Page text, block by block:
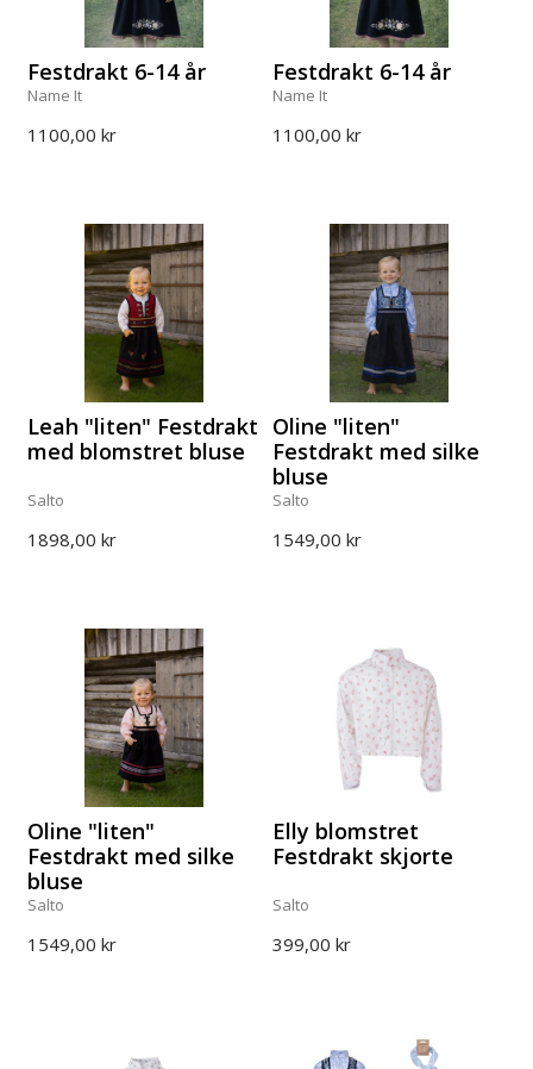
Festdrakt 6-14 år
Name It
1100,00 kr
Festdrakt 6-14 år
Name It
1100,00 kr
Leah "liten" Festdrakt
med blomstret bluse
Salto
1898,00 kr
Oline "liten"
Festdrakt med silke
bluse
Salto
1549,00 kr
Oline "liten"
Festdrakt med silke
bluse
Salto
1549,00 kr
Elly blomstret
Festdrakt skjorte
Salto
399,00 kr